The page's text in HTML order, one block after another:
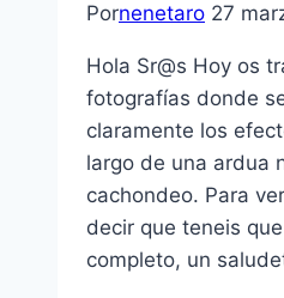
Pornenetaro 27
Hola Sr@s Hoy os
fotografí­as donde
claramente los
largo de una ardua
cachondeo. Para
decir que teneis
completo, un